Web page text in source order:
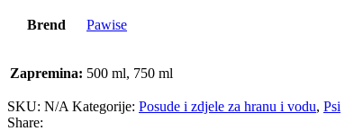
Brend Pawise
Zapremina: 500 ml, 750 ml
SKU: N/A Kategorije: Posude i zdjele za hranu i vodu, Psi
Share: